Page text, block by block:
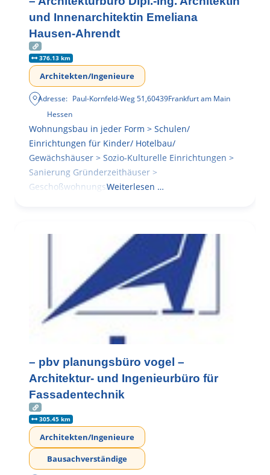
und Innenarchitektin Emeliana
Hausen-Ahrendt
376.13 km
Architekten/Ingenieure
Adresse: Paul-Kornfeld-Weg 51,60439Frankfurt am Main
Hessen
Wohnungsbau in jeder Form > Schulen/
Einrichtungen für Kinder/ Hotelbau/
Gewächshäuser > Sozio-Kulturelle Einrichtungen >
Sanierung Gründerzeithäuser >
GeschoßwohnungsbauWeiterlesen …
– pbv planungsbüro vogel –
Architektur- und Ingenieurbüro für
Fassadentechnik
305.45 km
Architekten/Ingenieure
Bausachverständige